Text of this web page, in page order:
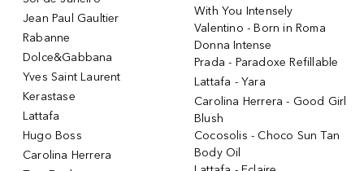
Jean Paul Gaultier
Rabanne
Dolce&Gabbana
Yves Saint Laurent
Kerastase
Lattafa
Hugo Boss
Carolina Herrera
With You Intensely
Valentino - Born in Roma
Donna Intense
Prada - Paradoxe Refillable
Lattafa - Yara
Carolina Herrera - Good Girl
Blush
Cocosolis - Choco Sun Tan
Body Oil